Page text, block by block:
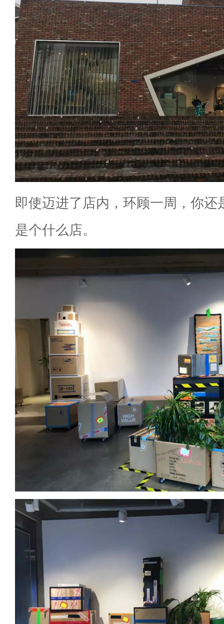
即使迈进了店内，环顾一周，你还
是个什么店。